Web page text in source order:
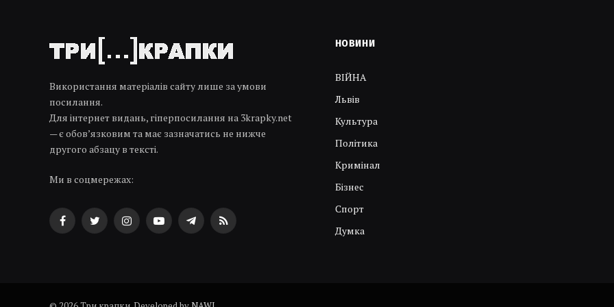
Використання матеріалів сайту лише за умови
посилання.
Для інтернет видань, гіперпосилання на 3krapky.net
— є обов’язковим та має зазначатись не нижче
другого абзацу в тексті.
Ми в соцмережах:
FacebookTwitterInstagramYouTubeTelegramRSS
НОВИНИ
ВІЙНА
Львів
Культура
Політика
Кримінал
Бізнес
Спорт
Думка